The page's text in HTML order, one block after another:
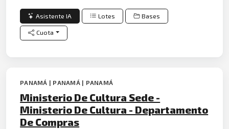
Asistente IA Lotes Bases
Cuota
PANAMÁ | PANAMÁ | PANAMÁ
Ministerio De Cultura Sede -
Ministerio De Cultura - Departamento
De Compras